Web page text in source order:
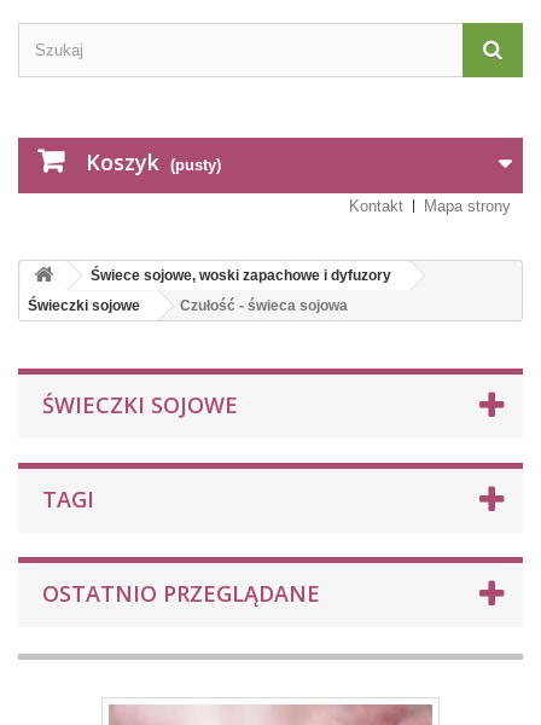
Koszyk (pusty)
Kontakt Mapa strony
Świece sojowe, woski zapachowe i dyfuzory
Świeczki sojowe
Czułość - świeca sojowa
ŚWIECZKI SOJOWE
TAGI
OSTATNIO PRZEGLĄDANE